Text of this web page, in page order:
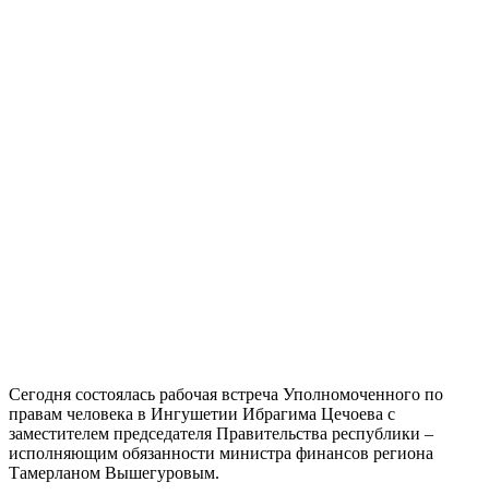
Сегодня состоялась рабочая встреча Уполномоченного по
правам человека в Ингушетии Ибрагима Цечоева с
заместителем председателя Правительства республики –
исполняющим обязанности министра финансов региона
Тамерланом Вышегуровым.